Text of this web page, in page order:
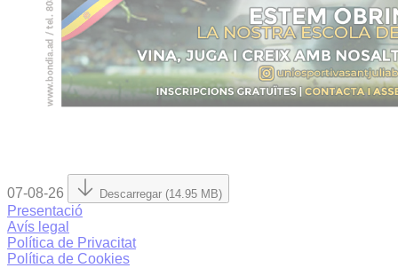
07-08-26 Descarregar (14.95 MB)
Presentació
Avís legal
Política de Privacitat
Política de Cookies